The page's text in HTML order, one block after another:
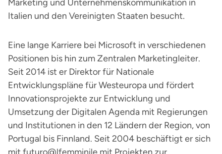
Marketing und Unternehmenskommunikation in
Italien und den Vereinigten Staaten besucht.
Eine lange Karriere bei Microsoft in verschiedenen
Positionen bis hin zum Zentralen Marketingleiter.
Seit 2014 ist er Direktor für Nationale
Entwicklungspläne für Westeuropa und fördert
Innovationsprojekte zur Entwicklung und
Umsetzung der Digitalen Agenda mit Regierungen
und Institutionen in den 12 Ländern der Region, von
Portugal bis Finnland. Seit 2004 beschäftigt er sich